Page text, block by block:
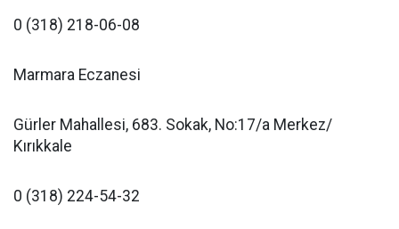
0 (318) 218-06-08
Marmara Eczanesi
Gürler Mahallesi, 683. Sokak, No:17/a Merkez/
Kırıkkale
0 (318) 224-54-32